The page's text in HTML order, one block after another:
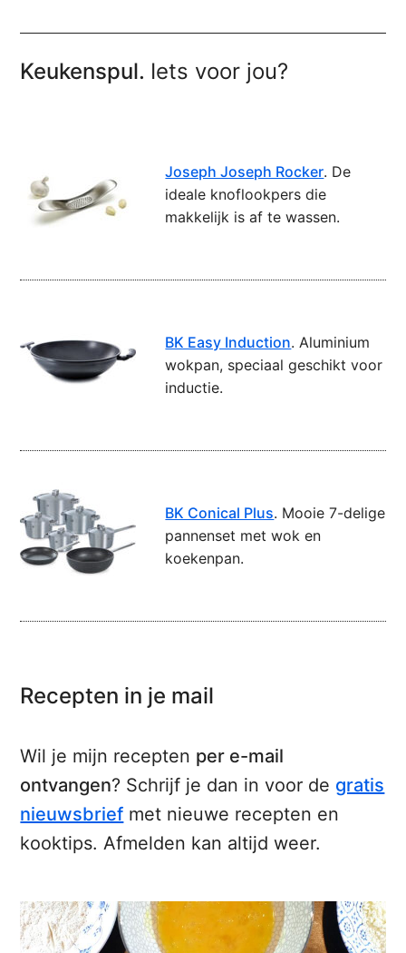
Keukenspul. Iets voor jou?
Joseph Joseph Rocker. De
ideale knoflookpers die
makkelijk is af te wassen.
BK Easy Induction. Aluminium
wokpan, speciaal geschikt voor
inductie.
BK Conical Plus. Mooie 7-delige
pannenset met wok en
koekenpan.
Recepten in je mail
Wil je mijn recepten per e-mail
ontvangen? Schrijf je dan in voor de gratis
nieuwsbrief met nieuwe recepten en
kooktips. Afmelden kan altijd weer.